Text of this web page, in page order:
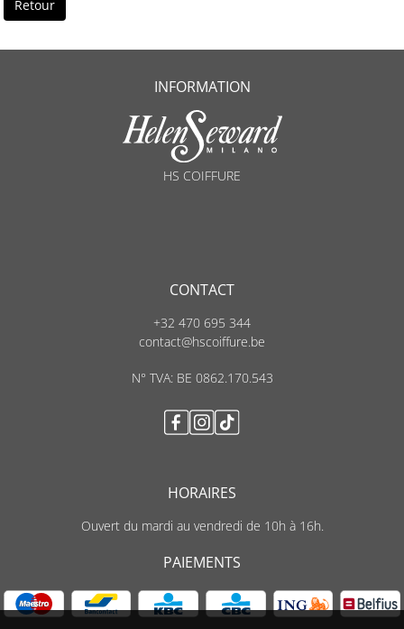
Retour
INFORMATION
HS COIFFURE
CONTACT
+32 470 695 344
contact@hscoiffure.be
N° TVA: BE 0862.170.543
HORAIRES
Ouvert du mardi au vendredi de 10h à 16h.
PAIEMENTS